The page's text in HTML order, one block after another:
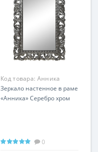
Код товара: Анника
М-014-74
Зеркало настенное в раме
«Анника» Серебро хром
0